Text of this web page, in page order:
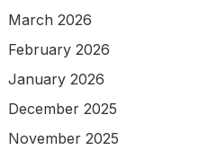
March 2026
February 2026
January 2026
December 2025
November 2025